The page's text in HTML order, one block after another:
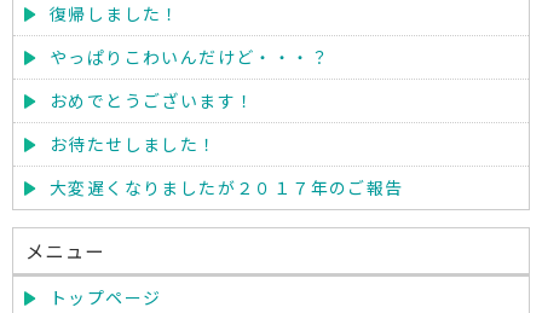
復帰しました！
やっぱりこわいんだけど・・・？
おめでとうございます！
お待たせしました！
大変遅くなりましたが２０１７年のご報告
メニュー
トップページ